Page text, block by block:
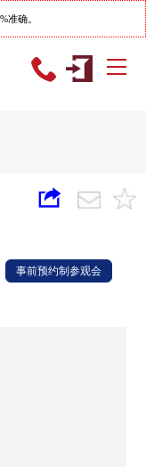
准确。
事前预约制参观会